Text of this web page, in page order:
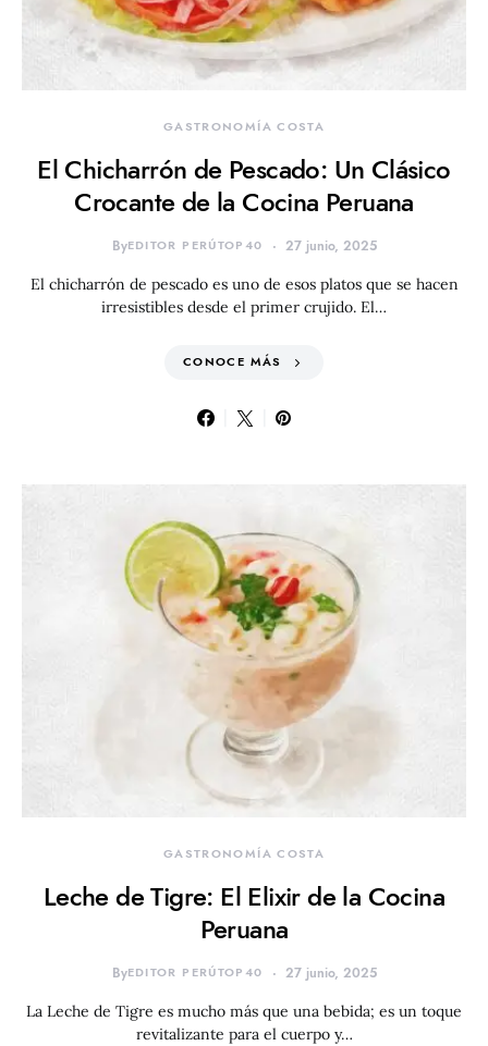
GASTRONOMÍA COSTA
El Chicharrón de Pescado: Un Clásico
Crocante de la Cocina Peruana
ByEDITOR PERÚTOP40 27 junio, 2025
El chicharrón de pescado es uno de esos platos que se hacen
irresistibles desde el primer crujido. El…
CONOCE MÁS
GASTRONOMÍA COSTA
Leche de Tigre: El Elixir de la Cocina
Peruana
ByEDITOR PERÚTOP40 27 junio, 2025
La Leche de Tigre es mucho más que una bebida; es un toque
revitalizante para el cuerpo y…